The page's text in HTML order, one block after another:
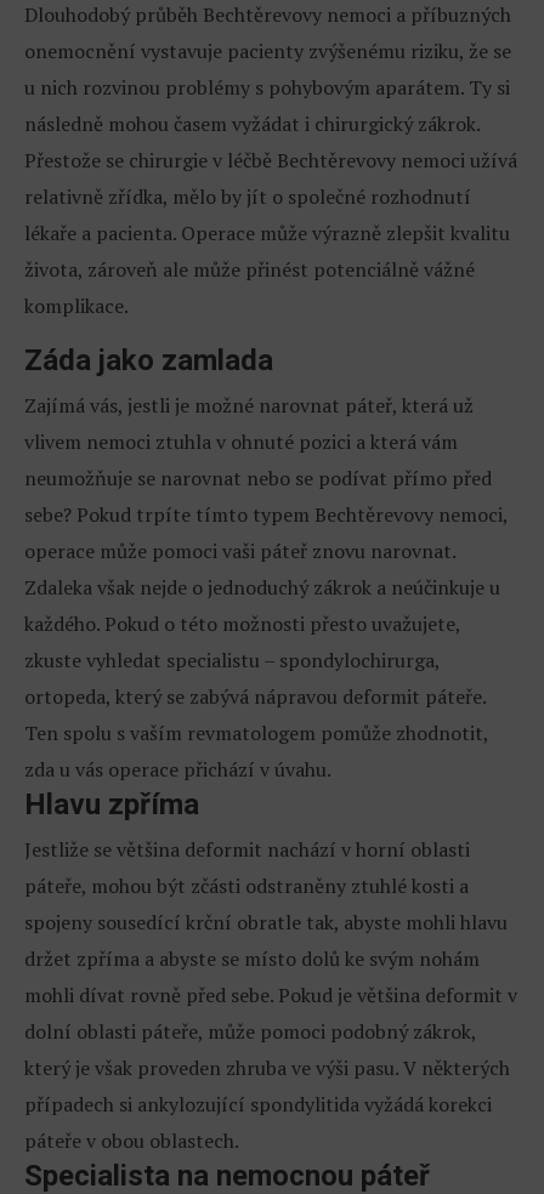
Dlouhodobý průběh Bechtěrevovy nemoci a příbuzných
onemocnění vystavuje pacienty zvýšenému riziku, že se
u nich rozvinou problémy s pohybovým aparátem. Ty si
následně mohou časem vyžádat i chirurgický zákrok.
Přestože se chirurgie v léčbě Bechtěrevovy nemoci užívá
relativně zřídka, mělo by jít o společné rozhodnutí
lékaře a pacienta. Operace může výrazně zlepšit kvalitu
života, zároveň ale může přinést potenciálně vážné
komplikace.
Záda jako zamlada
Zajímá vás, jestli je možné narovnat páteř, která už
vlivem nemoci ztuhla v ohnuté pozici a která vám
neumožňuje se narovnat nebo se podívat přímo před
sebe? Pokud trpíte tímto typem Bechtěrevovy nemoci,
operace může pomoci vaši páteř znovu narovnat.
Zdaleka však nejde o jednoduchý zákrok a neúčinkuje u
každého. Pokud o této možnosti přesto uvažujete,
zkuste vyhledat specialistu – spondylochirurga,
ortopeda, který se zabývá nápravou deformit páteře.
Ten spolu s vaším revmatologem pomůže zhodnotit,
zda u vás operace přichází v úvahu.
Hlavu zpříma
Jestliže se většina deformit nachází v horní oblasti
páteře, mohou být zčásti odstraněny ztuhlé kosti a
spojeny sousedící krční obratle tak, abyste mohli hlavu
držet zpříma a abyste se místo dolů ke svým nohám
mohli dívat rovně před sebe. Pokud je většina deformit v
dolní oblasti páteře, může pomoci podobný zákrok,
který je však proveden zhruba ve výši pasu. V některých
případech si ankylozující spondylitida vyžádá korekci
páteře v obou oblastech.
Specialista na nemocnou páteř